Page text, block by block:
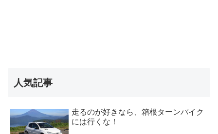
人気記事
走るのが好きなら、箱根ターンパイク
には行くな！